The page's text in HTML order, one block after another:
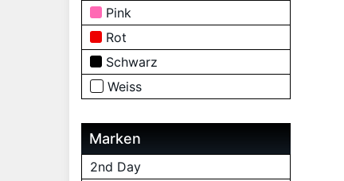
Pink
Rot
Schwarz
Weiss
Marken
2nd Day